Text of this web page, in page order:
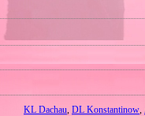
KL Dachau, DL Konstantinow,